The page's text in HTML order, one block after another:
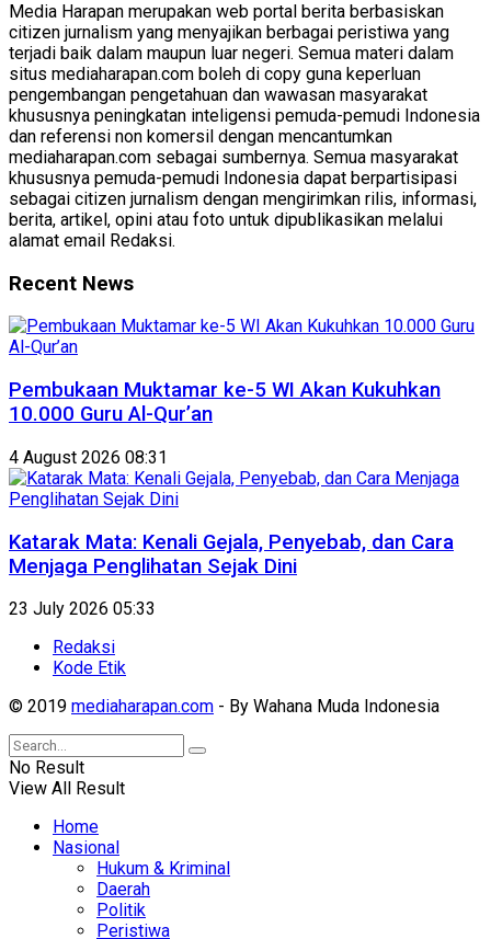
Media Harapan merupakan web portal berita berbasiskan
citizen jurnalism yang menyajikan berbagai peristiwa yang
terjadi baik dalam maupun luar negeri. Semua materi dalam
situs mediaharapan.com boleh di copy guna keperluan
pengembangan pengetahuan dan wawasan masyarakat
khususnya peningkatan inteligensi pemuda-pemudi Indonesia
dan referensi non komersil dengan mencantumkan
mediaharapan.com sebagai sumbernya. Semua masyarakat
khususnya pemuda-pemudi Indonesia dapat berpartisipasi
sebagai citizen jurnalism dengan mengirimkan rilis, informasi,
berita, artikel, opini atau foto untuk dipublikasikan melalui
alamat email Redaksi.
Recent News
Pembukaan Muktamar ke-5 WI Akan Kukuhkan
10.000 Guru Al-Qur’an
4 August 2026 08:31
Katarak Mata: Kenali Gejala, Penyebab, dan Cara
Menjaga Penglihatan Sejak Dini
23 July 2026 05:33
Redaksi
Kode Etik
© 2019 mediaharapan.com - By Wahana Muda Indonesia
No Result
View All Result
Home
Nasional
Hukum & Kriminal
Daerah
Politik
Peristiwa